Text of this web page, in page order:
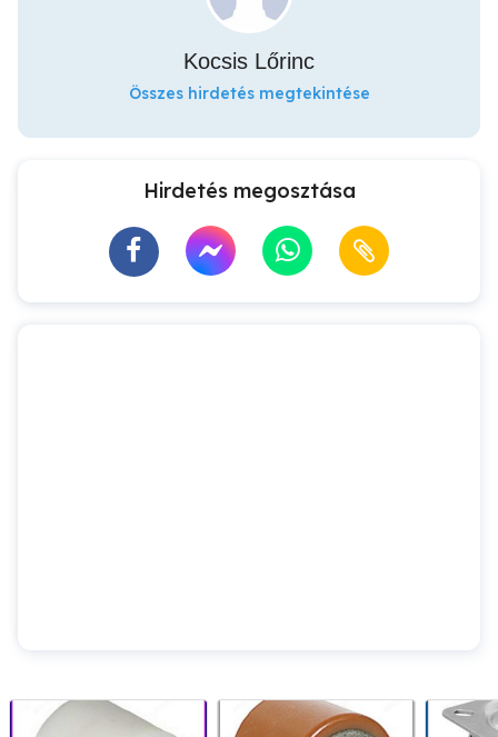
Kocsis Lőrinc
Összes hirdetés megtekintése
Hirdetés megosztása